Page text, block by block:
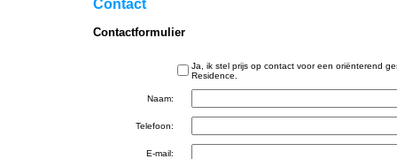
Contact
Contactformulier
Ja, ik stel prijs op contact voor een oriënterend
Residence.
Naam:
Telefoon:
E-mail: